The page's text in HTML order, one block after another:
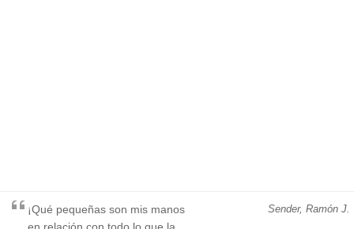
Sender, Ramón J.
¡Qué pequeñas son mis manos